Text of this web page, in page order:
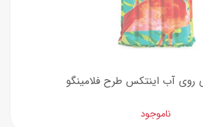
آب اینتکس طرح فلامینگو
ناموجود